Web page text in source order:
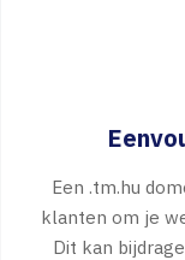
Een .tm.hu
klanten om je
Dit kan